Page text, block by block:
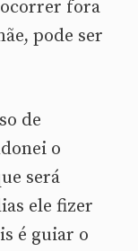
fora
pode ser
de
o
será
ele fizer
é guiar o